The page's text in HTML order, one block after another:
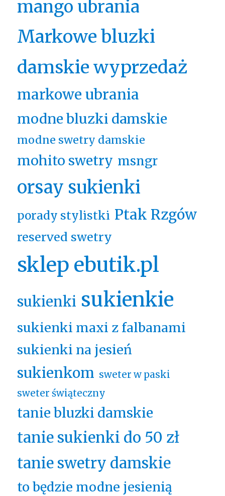
mango ubrania
Markowe bluzki
damskie wyprzedaż
markowe ubrania
modne bluzki damskie
modne swetry damskie
mohito swetry msngr
orsay sukienki
porady stylistki Ptak Rzgów
reserved swetry
sklep ebutik.pl
sukienki sukienkie
sukienki maxi z falbanami
sukienki na jesień
sukienkom sweter w paski
sweter świąteczny
tanie bluzki damskie
tanie sukienki do 50 zł
tanie swetry damskie
to będzie modne jesienią